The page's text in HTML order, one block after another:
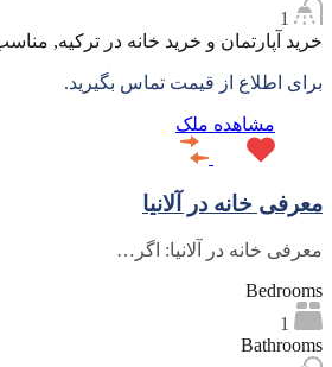
1
خرید آپارتمان و خرید خانه در ترکیه,
برای اطلاع از قیمت تماس بگیرید.
مشاهده ملک
معرفی خانه در آلانیا
معرفی خانه در آلانیا: اگر…
Bedrooms
1
Bathrooms